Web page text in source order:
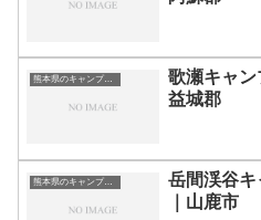
熊本県のキャンプ場一覧
歌瀬キャ
益城郡
熊本県のキャンプ場一覧
岳間渓谷
｜山鹿市